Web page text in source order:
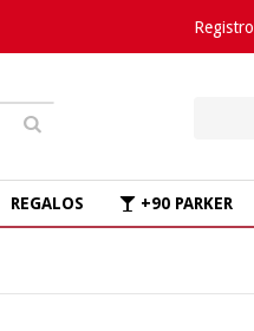
Registro
REGALOS +90 PARKER